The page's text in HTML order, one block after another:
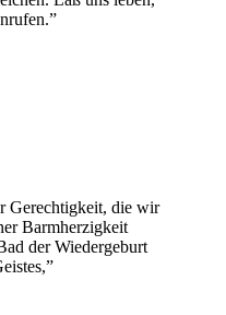
”
Gerechtigkeit, die wir
Barmherzigkeit
der Wiedergeburt
”